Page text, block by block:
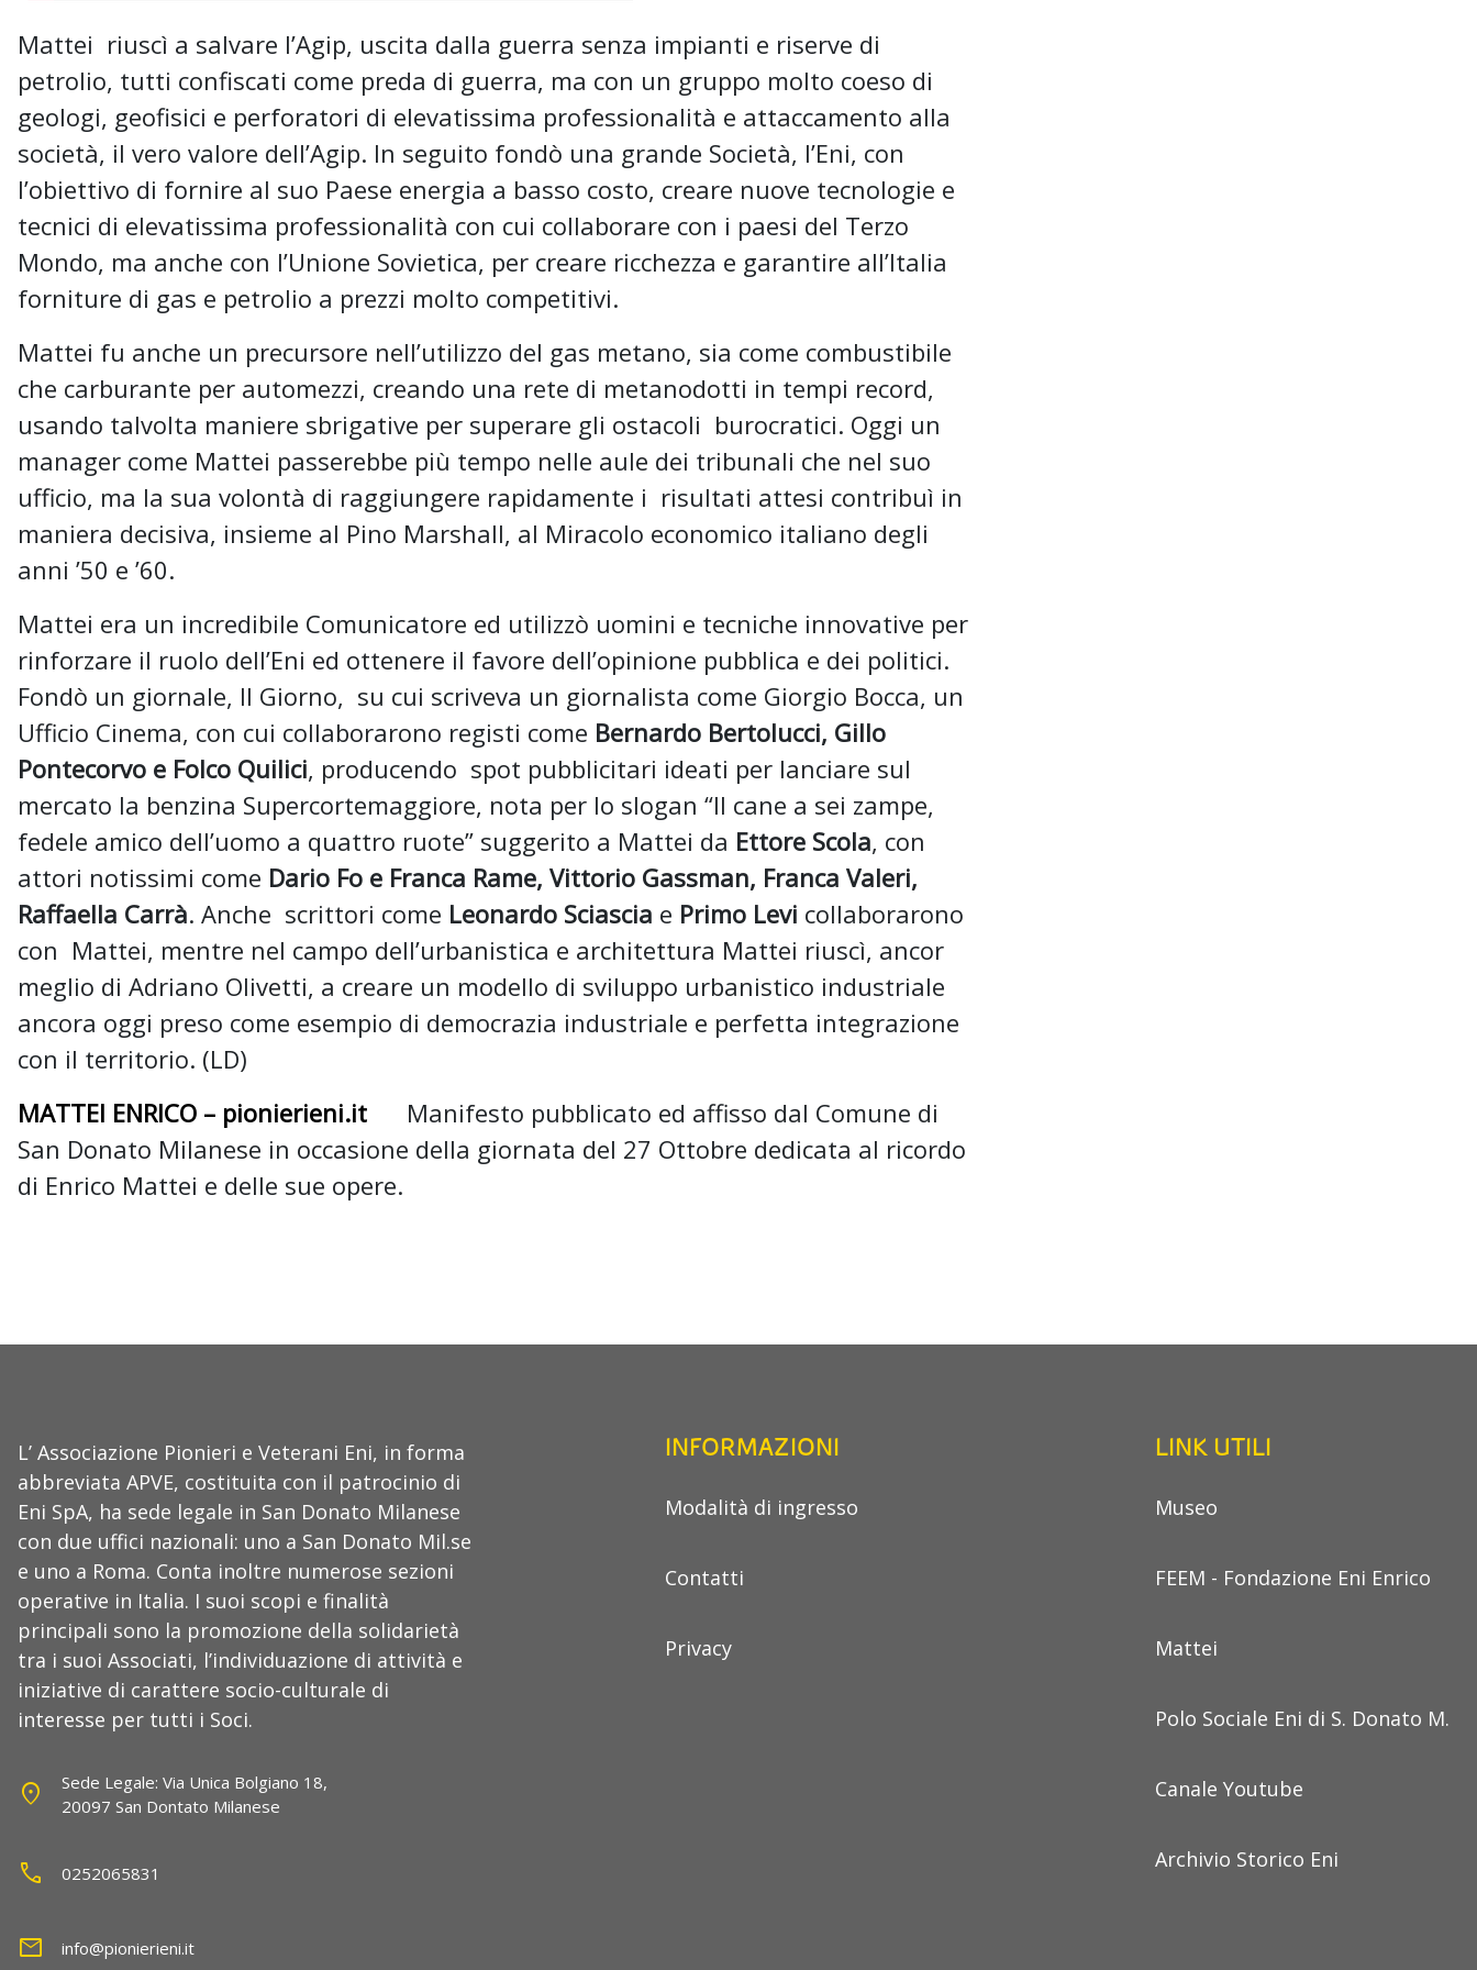
Mattei riuscì a salvare l’Agip, uscita dalla guerra senza impianti e riserve di
petrolio, tutti confiscati come preda di guerra, ma con un gruppo molto coeso di
geologi, geofisici e perforatori di elevatissima professionalità e attaccamento alla
società, il vero valore dell’Agip. In seguito fondò una grande Società, l’Eni, con
l’obiettivo di fornire al suo Paese energia a basso costo, creare nuove tecnologie e
tecnici di elevatissima professionalità con cui collaborare con i paesi del Terzo
Mondo, ma anche con l’Unione Sovietica, per creare ricchezza e garantire all’Italia
forniture di gas e petrolio a prezzi molto competitivi.
Mattei fu anche un precursore nell’utilizzo del gas metano, sia come combustibile
che carburante per automezzi, creando una rete di metanodotti in tempi record,
usando talvolta maniere sbrigative per superare gli ostacoli burocratici. Oggi un
manager come Mattei passerebbe più tempo nelle aule dei tribunali che nel suo
ufficio, ma la sua volontà di raggiungere rapidamente i risultati attesi contribuì in
maniera decisiva, insieme al Pino Marshall, al Miracolo economico italiano degli
anni ’50 e ’60.
Mattei era un incredibile Comunicatore ed utilizzò uomini e tecniche innovative per
rinforzare il ruolo dell’Eni ed ottenere il favore dell’opinione pubblica e dei politici.
Fondò un giornale, Il Giorno, su cui scriveva un giornalista come Giorgio Bocca, un
Ufficio Cinema, con cui collaborarono registi come Bernardo Bertolucci, Gillo
Pontecorvo e Folco Quilici, producendo spot pubblicitari ideati per lanciare sul
mercato la benzina Supercortemaggiore, nota per lo slogan “Il cane a sei zampe,
fedele amico dell’uomo a quattro ruote” suggerito a Mattei da Ettore Scola, con
attori notissimi come Dario Fo e Franca Rame, Vittorio Gassman, Franca Valeri,
Raffaella Carrà. Anche scrittori come Leonardo Sciascia e Primo Levi collaborarono
con Mattei, mentre nel campo dell’urbanistica e architettura Mattei riuscì, ancor
meglio di Adriano Olivetti, a creare un modello di sviluppo urbanistico industriale
ancora oggi preso come esempio di democrazia industriale e perfetta integrazione
con il territorio. (LD)
MATTEI ENRICO – pionierieni.it Manifesto pubblicato ed affisso dal Comune di
San Donato Milanese in occasione della giornata del 27 Ottobre dedicata al ricordo
di Enrico Mattei e delle sue opere.
L’ Associazione Pionieri e Veterani Eni, in forma
abbreviata APVE, costituita con il patrocinio di
Eni SpA, ha sede legale in San Donato Milanese
con due uffici nazionali: uno a San Donato Mil.se
e uno a Roma. Conta inoltre numerose sezioni
operative in Italia. I suoi scopi e finalità
principali sono la promozione della solidarietà
tra i suoi Associati, l’individuazione di attività e
iniziative di carattere socio-culturale di
interesse per tutti i Soci.
location_on
Sede Legale: Via Unica Bolgiano 18,
20097 San Dontato Milanese
call 0252065831
mail info@pionierieni.it
INFORMAZIONI
Modalità di ingresso
Contatti
Privacy
LINK UTILI
Museo
FEEM - Fondazione Eni Enrico
Mattei
Polo Sociale Eni di S. Donato M.
Canale Youtube
Archivio Storico Eni